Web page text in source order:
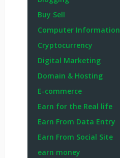
Buy Sell
Computer Information
Cryptocurrency
Digital Marketing
Domain & Hosting
E-commerce
Earn for the Real life
Earn From Data Entry
Earn From Social Site
earn money